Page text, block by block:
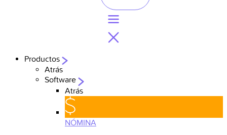
Productos
Atrás
Software
Atrás
NÓMINA